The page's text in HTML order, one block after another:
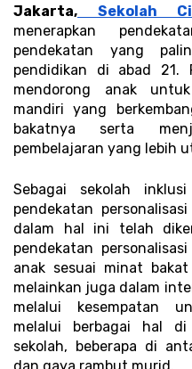
Jakarta, Sekolah
menerapkan
pendekatan yang
pendidikan di abad 21.
mendorong anak
mandiri yang
bakatnya serta
pembelajaran yang lebih
Sebagai sekolah
pendekatan
dalam hal ini telah
pendekatan
anak sesuai minat
melainkan juga dalam
melalui kesempatan
melalui berbagai hal
sekolah, beberapa di
dan gaya rambut murid.